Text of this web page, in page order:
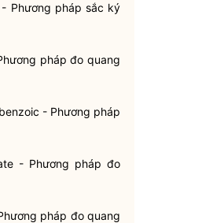
Phương pháp sắc ký
pháp đo quang
- Phương pháp
- Phương pháp đo
pháp đo quang